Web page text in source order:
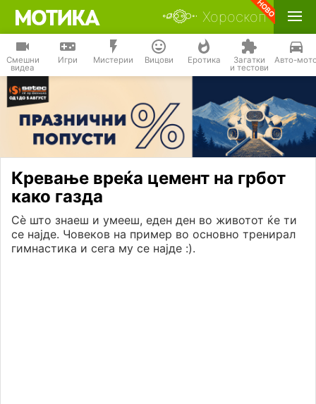
Хороскоп
Смешни
видеа
Игри Мистерии Вицови Еротика Загатки
и тестови
Авто-
Кревање вреќа цемент на грбот
како газда
Сѐ што знаеш и умееш, еден ден во животот ќе ти
се најде. Човеков на пример во основно тренирал
гимнастика и сега му се најде :).